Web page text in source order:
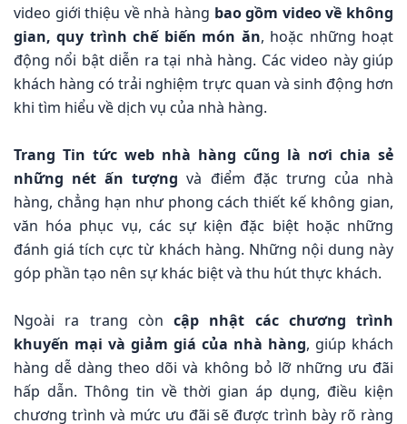
video giới thiệu về nhà hàng bao gồm video về không
gian, quy trình chế biến món ăn, hoặc những hoạt
động nổi bật diễn ra tại nhà hàng. Các video này giúp
khách hàng có trải nghiệm trực quan và sinh động hơn
khi tìm hiểu về dịch vụ của nhà hàng.
Trang Tin tức web nhà hàng cũng là nơi chia sẻ
những nét ấn tượng và điểm đặc trưng của nhà
hàng, chẳng hạn như phong cách thiết kế không gian,
văn hóa phục vụ, các sự kiện đặc biệt hoặc những
đánh giá tích cực từ khách hàng. Những nội dung này
góp phần tạo nên sự khác biệt và thu hút thực khách.
Ngoài ra trang còn cập nhật các chương trình
khuyến mại và giảm giá của nhà hàng, giúp khách
hàng dễ dàng theo dõi và không bỏ lỡ những ưu đãi
hấp dẫn. Thông tin về thời gian áp dụng, điều kiện
chương trình và mức ưu đãi sẽ được trình bày rõ ràng